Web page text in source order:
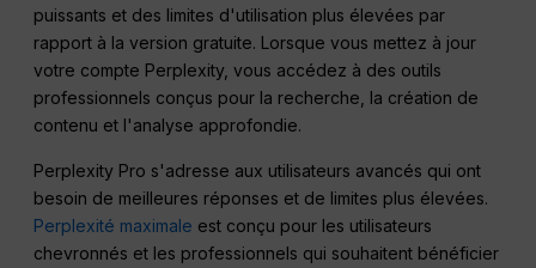
puissants et des limites d'utilisation plus élevées par
rapport à la version gratuite. Lorsque vous mettez à jour
votre compte Perplexity, vous accédez à des outils
professionnels conçus pour la recherche, la création de
contenu et l'analyse approfondie.
Perplexity Pro s'adresse aux utilisateurs avancés qui ont
besoin de meilleures réponses et de limites plus élevées.
Perplexité maximale est conçu pour les utilisateurs
chevronnés et les professionnels qui souhaitent bénéficier